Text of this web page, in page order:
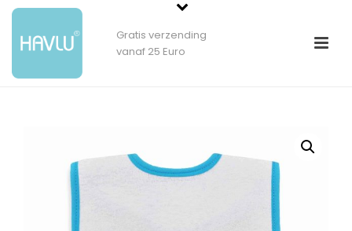
Gratis verzending
vanaf 25 Euro